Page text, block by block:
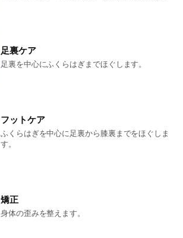
足裏ケア
足裏を中心にふくらはぎまでほぐします。
フットケア
ふくらはぎを中心に足裏から膝裏までをほぐしま
す。
矯正
身体の歪みを整えます。